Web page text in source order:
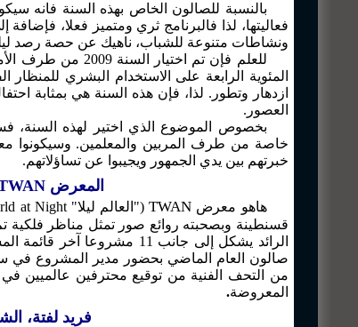
بالنسبة للصالون الخاص بهذه السنة فانه
ونشاطات متنوعة للشباب، ناهيك عن حصة رصد
للعلم فإن تم
المئوية الرابعة على الاستخدام البشري
ازدهار وتطور. لذا، فإن هذه السنة هي بمثابة
العصور.
بخصوص الموضوع الذي اختير لهذه السنة،
خاصة من طرف المربين والمعلمين. وسيكونوا
خبرتهم بين يدي الجمهور ويجيبوا عن تساؤلاتهم.
المعرض TWAN المتالق للسنة العالمية للفلك في قسنطينة
هاهو معرض TWAN("العالم ليلا" at Night
قسنطينة وبصحبته روائع صور تمثل مناظر فلكية
صالون العام الماضي بحضور مدير المشروع في
من التحف الفنية من توقيع محترفين عالميين
المعروضة.
فريد لفتة،